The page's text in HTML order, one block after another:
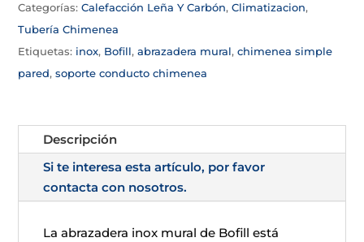
Categorías:Calefacción Leña Y Carbón,Climatizacion,
Tubería Chimenea
Etiquetas: inox, Bofill,abrazadera mural,chimenea simple
pared,soporte conducto chimenea
Descripción
Si te interesa esta artículo, por favor
contacta con nosotros.
La abrazadera inox mural de Bofill está